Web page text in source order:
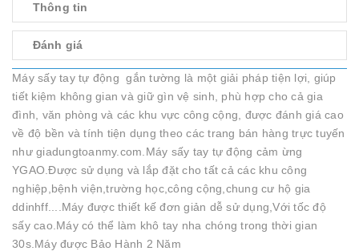
Thông tin
Đánh giá
Máy sấy tay tự động gắn tường là một giải pháp tiện lợi, giúp
tiết kiệm không gian và giữ gìn vệ sinh, phù hợp cho cả gia
đình, văn phòng và các khu vực công cộng, được đánh giá cao
về độ bền và tính tiện dụng theo các trang bán hàng trực tuyến
như giadungtoanmy.com.Máy sấy tay tự động cảm ừng
YGAO.Được sử dụng và lắp đặt cho tất cả các khu công
nghiệp,bệnh viện,trường học,công cộng,chung cư hộ gia
ddinhff....Máy được thiết kế đơn giản dễ sử dụng,Với tốc độ
sấy cao.Máy có thể làm khô tay nha chóng trong thời gian
30s.Máy được Bảo Hành 2 Năm